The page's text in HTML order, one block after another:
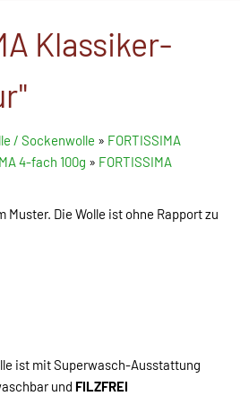
Klassiker-
/ Sockenwolle » FORTISSIMA
4-fach 100g » FORTISSIMA
Muster. Die Wolle ist ohne Rapport zu
ist mit Superwasch-Ausstattung
und FILZFREI